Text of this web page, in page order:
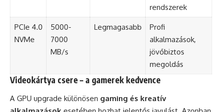
rendszerek
PCIe 4.0
NVMe
5000-
7000
MB/s
Legmagasabb
Profi
alkalmazások,
jövőbiztos
megoldás
Videokártya csere – a gamerek kedvence
A GPU upgrade különösen gaming és kreatív